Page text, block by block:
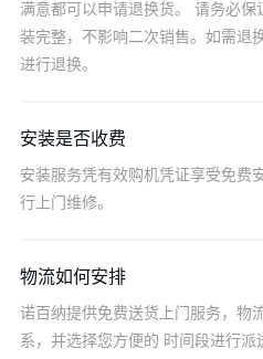
满意都可以申请退换货。 请务必
装完整，不影响二次销售。如需退
进行退换。
安装是否收费
安装服务凭有效购机凭证享受免费
行上门维修。
物流如何安排
诺百纳提供免费送货上门服务，物
系，并选择您方便的 时间段进行派